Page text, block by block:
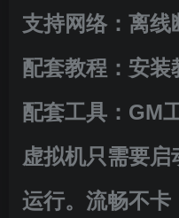
支持网络：离
配套教程：安装
配套工具：GM
虚拟机只需要
运行。流畅不卡